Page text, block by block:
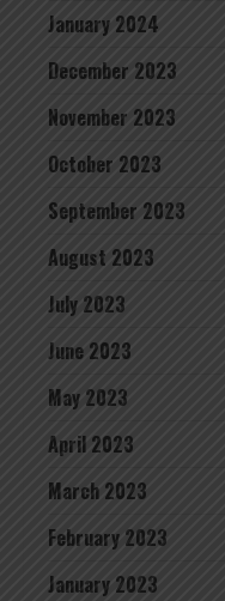
January 2024
December 2023
November 2023
October 2023
September 2023
August 2023
July 2023
June 2023
May 2023
April 2023
March 2023
February 2023
January 2023